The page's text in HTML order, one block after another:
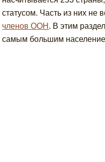
статусом. Часть из них не
членов ООН . В этим
самым большим